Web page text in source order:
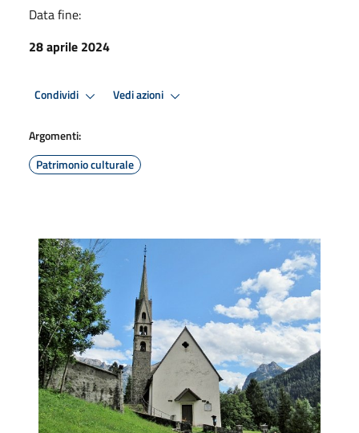
Data fine:
28 aprile 2024
Condividi Vedi azioni
Argomenti:
Patrimonio culturale